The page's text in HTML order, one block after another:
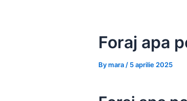
Foraj apa
Bymara / 5 aprilie 2025